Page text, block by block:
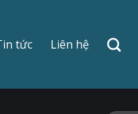
tức Liên hệ